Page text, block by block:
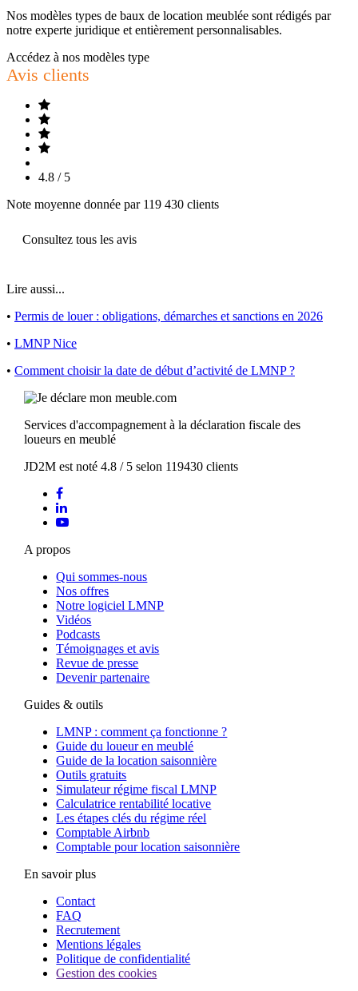
Nos modèles types de baux de location meublée sont rédigés par
notre experte juridique et entièrement personnalisables.
Accédez à nos modèles type
Avis clients
4.8 / 5
Note moyenne donnée par 119 430 clients
Consultez tous les avis
Lire aussi...
• Permis de louer : obligations, démarches et sanctions en 2026
• LMNP Nice
• Comment choisir la date de début d’activité de LMNP ?
Services d'accompagnement à la déclaration fiscale des
loueurs en meublé
JD2M est noté4.8 / 5 selon 119430 clients
A propos
Qui sommes-nous
Nos offres
Notre logiciel LMNP
Vidéos
Podcasts
Témoignages et avis
Revue de presse
Devenir partenaire
Guides & outils
LMNP : comment ça fonctionne ?
Guide du loueur en meublé
Guide de la location saisonnière
Outils gratuits
Simulateur régime fiscal LMNP
Calculatrice rentabilité locative
Les étapes clés du régime réel
Comptable Airbnb
Comptable pour location saisonnière
En savoir plus
Contact
FAQ
Recrutement
Mentions légales
Politique de confidentialité
Gestion des cookies